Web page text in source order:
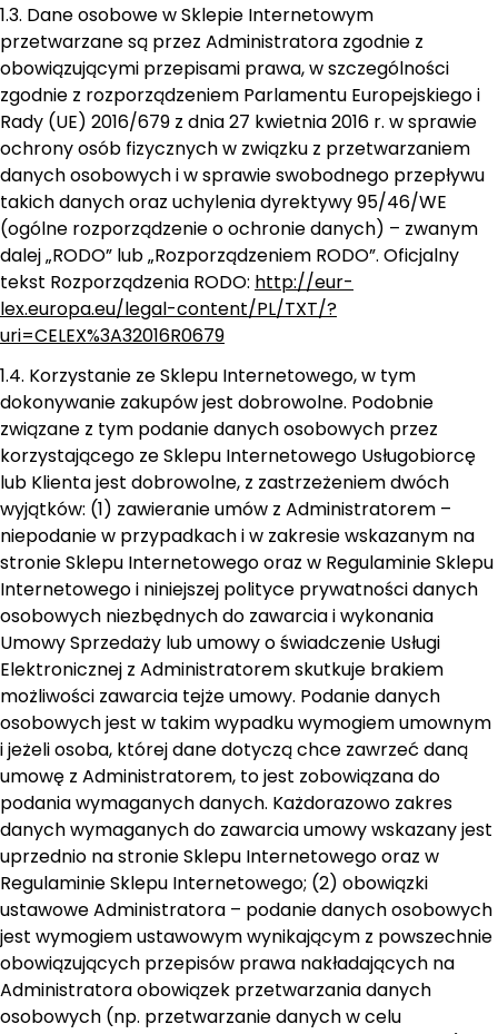
1.3. Dane osobowe w Sklepie Internetowym
przetwarzane są przez Administratora zgodnie z
obowiązującymi przepisami prawa, w szczególności
zgodnie z rozporządzeniem Parlamentu Europejskiego i
Rady (UE) 2016/679 z dnia 27 kwietnia 2016 r. w sprawie
ochrony osób fizycznych w związku z przetwarzaniem
danych osobowych i w sprawie swobodnego przepływu
takich danych oraz uchylenia dyrektywy 95/46/WE
(ogólne rozporządzenie o ochronie danych) – zwanym
dalej „RODO” lub „Rozporządzeniem RODO”. Oficjalny
tekst Rozporządzenia RODO: http://eur-
lex.europa.eu/legal-content/PL/TXT/?
uri=CELEX%3A32016R0679
1.4. Korzystanie ze Sklepu Internetowego, w tym
dokonywanie zakupów jest dobrowolne. Podobnie
związane z tym podanie danych osobowych przez
korzystającego ze Sklepu Internetowego Usługobiorcę
lub Klienta jest dobrowolne, z zastrzeżeniem dwóch
wyjątków: (1) zawieranie umów z Administratorem –
niepodanie w przypadkach i w zakresie wskazanym na
stronie Sklepu Internetowego oraz w Regulaminie Sklepu
Internetowego i niniejszej polityce prywatności danych
osobowych niezbędnych do zawarcia i wykonania
Umowy Sprzedaży lub umowy o świadczenie Usługi
Elektronicznej z Administratorem skutkuje brakiem
możliwości zawarcia tejże umowy. Podanie danych
osobowych jest w takim wypadku wymogiem umownym
i jeżeli osoba, której dane dotyczą chce zawrzeć daną
umowę z Administratorem, to jest zobowiązana do
podania wymaganych danych. Każdorazowo zakres
danych wymaganych do zawarcia umowy wskazany jest
uprzednio na stronie Sklepu Internetowego oraz w
Regulaminie Sklepu Internetowego; (2) obowiązki
ustawowe Administratora – podanie danych osobowych
jest wymogiem ustawowym wynikającym z powszechnie
obowiązujących przepisów prawa nakładających na
Administratora obowiązek przetwarzania danych
osobowych (np. przetwarzanie danych w celu